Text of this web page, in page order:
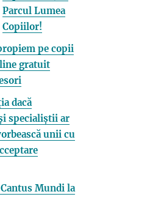
Parcul Lumea
Copiilor!
pe copii
gratuit
dacă
specialiștii ar
unii cu
Mundi la